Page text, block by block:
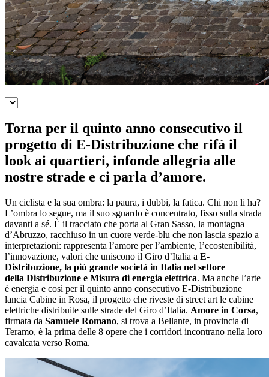
Torna per il quinto anno consecutivo il
progetto di E-Distribuzione che rifà il
look ai quartieri, infonde allegria alle
nostre strade e ci parla d’amore.
Un ciclista e la sua ombra: la paura, i dubbi, la fatica. Chi non li ha?
L’ombra lo segue, ma il suo sguardo è concentrato, fisso sulla strada
davanti a sé. È il tracciato che porta al Gran Sasso, la montagna
d’Abruzzo, racchiuso in un cuore verde-blu che non lascia spazio a
interpretazioni: rappresenta l’amore per l’ambiente, l’ecostenibilità,
l’innovazione, valori che uniscono il Giro d’Italia a E-
Distribuzione, la più grande società in Italia nel settore
della Distribuzione e Misura di energia elettrica. Ma anche l’arte
è energia e così per il quinto anno consecutivo E-Distribuzione
lancia Cabine in Rosa, il progetto che riveste di street art le cabine
elettriche distribuite sulle strade del Giro d’Italia. Amore in Corsa,
firmata da Samuele Romano, si trova a Bellante, in provincia di
Teramo, è la prima delle 8 opere che i corridori incontrano nella loro
cavalcata verso Roma.